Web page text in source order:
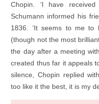
Chopin. ‘I have
Schumann informed his
1836. ‘It seems to me to
(though not the most
the day after a meeting
created thus far it appeals
silence, Chopin replied
too like it the best, it is my